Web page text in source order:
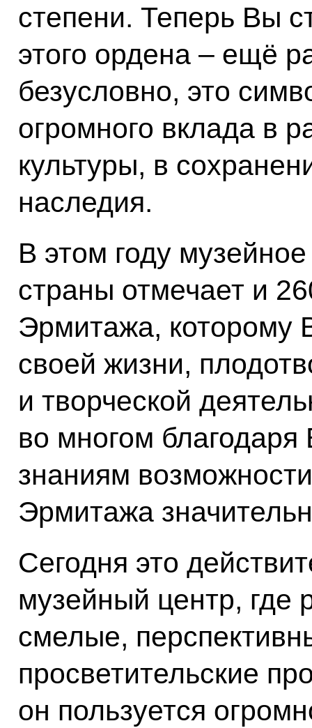
степени. Теперь Вы
этого ордена – ещё
безусловно, это
огромного вклада в
культуры, в
наследия.
В этом году
страны отмечает и
Эрмитажа, которому
своей жизни,
и творческой
во многом
знаниям
Эрмитажа
Сегодня это
музейный центр, где
смелые,
просветительские
он пользуется